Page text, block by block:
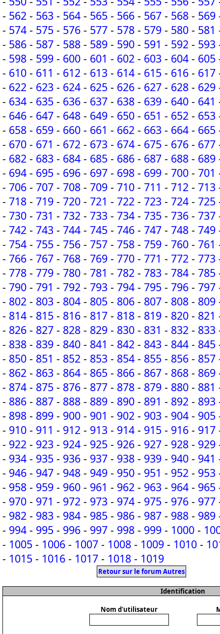
- 562 - 563 - 564 - 565 - 566 - 567 - 568 - 569
- 574 - 575 - 576 - 577 - 578 - 579 - 580 - 581
- 586 - 587 - 588 - 589 - 590 - 591 - 592 - 593
- 598 - 599 - 600 - 601 - 602 - 603 - 604 - 605
- 610 - 611 - 612 - 613 - 614 - 615 - 616 - 617
- 622 - 623 - 624 - 625 - 626 - 627 - 628 - 629
- 634 - 635 - 636 - 637 - 638 - 639 - 640 - 641
- 646 - 647 - 648 - 649 - 650 - 651 - 652 - 653
- 658 - 659 - 660 - 661 - 662 - 663 - 664 - 665
- 670 - 671 - 672 - 673 - 674 - 675 - 676 - 677
- 682 - 683 - 684 - 685 - 686 - 687 - 688 - 689
- 694 - 695 - 696 - 697 - 698 - 699 - 700 - 701
- 706 - 707 - 708 - 709 - 710 - 711 - 712 - 713
- 718 - 719 - 720 - 721 - 722 - 723 - 724 - 725
- 730 - 731 - 732 - 733 - 734 - 735 - 736 - 737
- 742 - 743 - 744 - 745 - 746 - 747 - 748 - 749
- 754 - 755 - 756 - 757 - 758 - 759 - 760 - 761
- 766 - 767 - 768 - 769 - 770 - 771 - 772 - 773
- 778 - 779 - 780 - 781 - 782 - 783 - 784 - 785
- 790 - 791 - 792 - 793 - 794 - 795 - 796 - 797
- 802 - 803 - 804 - 805 - 806 - 807 - 808 - 809
- 814 - 815 - 816 - 817 - 818 - 819 - 820 - 821
- 826 - 827 - 828 - 829 - 830 - 831 - 832 - 833
- 838 - 839 - 840 - 841 - 842 - 843 - 844 - 845
- 850 - 851 - 852 - 853 - 854 - 855 - 856 - 857
- 862 - 863 - 864 - 865 - 866 - 867 - 868 - 869
- 874 - 875 - 876 - 877 - 878 - 879 - 880 - 881
- 886 - 887 - 888 - 889 - 890 - 891 - 892 - 893
- 898 - 899 - 900 - 901 - 902 - 903 - 904 - 905
- 910 - 911 - 912 - 913 - 914 - 915 - 916 - 917
- 922 - 923 - 924 - 925 - 926 - 927 - 928 - 929
- 934 - 935 - 936 - 937 - 938 - 939 - 940 - 941
- 946 - 947 - 948 - 949 - 950 - 951 - 952 - 953
- 958 - 959 - 960 - 961 - 962 - 963 - 964 - 965
- 970 - 971 - 972 - 973 - 974 - 975 - 976 - 977
- 982 - 983 - 984 - 985 - 986 - 987 - 988 - 989
- 994 - 995 - 996 - 997 - 998 - 999 - 1000 -
- 1005 - 1006 - 1007 - 1008 - 1009 - 1010 -
- 1015 - 1016 - 1017 - 1018 - 1019
Retour sur le forum Autres
Identification
Nom d'utilisateur